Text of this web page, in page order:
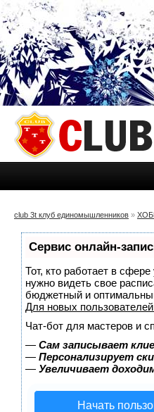
club 3t клуб единомышленников »
Сервис онлайн-
Тот, кто работает в
нужно видеть свое
бюджетный и
Для новых пользователей
Чат-бот для мастеров и
— Сам записывает
— Персонализирует
— Увеличивает
Начать